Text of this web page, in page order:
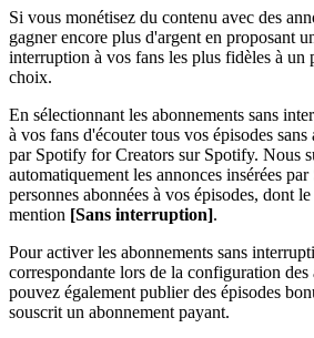
Si vous monétisez du contenu avec des
gagner encore plus d'argent en proposant
interruption à vos fans les plus fidèles à un
choix.
En sélectionnant les abonnements sans
à vos fans d'écouter tous vos épisodes
par Spotify for Creators sur Spotify. Nous
automatiquement les annonces insérées
personnes abonnées à vos épisodes, dont
mention [Sans interruption].
Pour activer les abonnements sans
correspondante lors de la configuration des
pouvez également publier des épisodes
souscrit un abonnement payant.